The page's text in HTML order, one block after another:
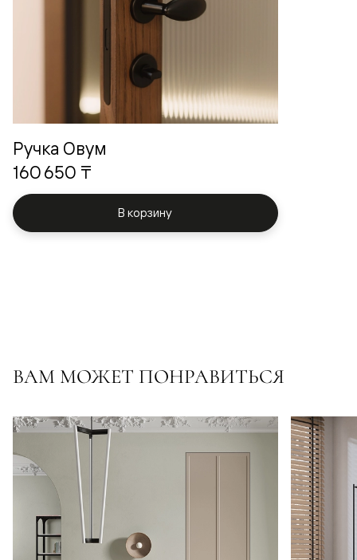
Ручка Овум
160 650 ₸
В корзину
ВАМ МОЖЕТ ПОНРАВИТЬСЯ